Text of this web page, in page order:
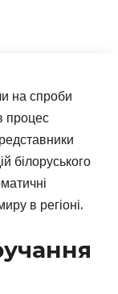
на спроби
процес
білоруського
в регіоні.